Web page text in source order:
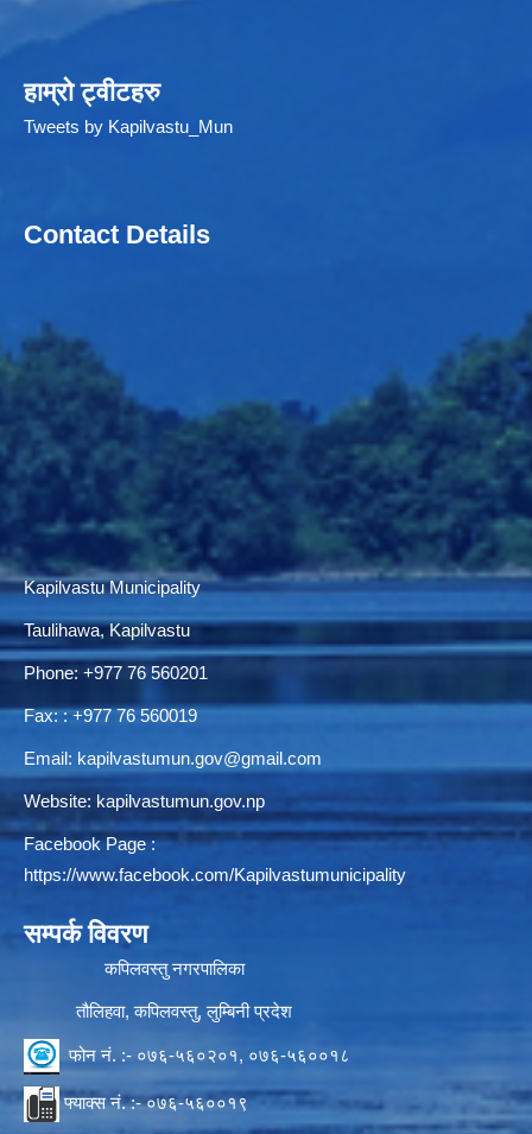
हाम्रो ट्वीटहरु
Tweets by Kapilvastu_Mun
Contact Details
Kapilvastu Municipality
Taulihawa, Kapilvastu
Phone: +977 76 560201
Fax: : +977 76 560019
Email: kapilvastumun.gov@gmail.com
Website: kapilvastumun.gov.np
Facebook Page :
https://www.facebook.com/Kapilvastumunicipality
सम्पर्क विवरण
कपिलवस्तु नगरपालिका
तौलिहवा, कपिलवस्तु, लुम्बिनी प्रदेश
फोन नं. :- ०७६-५६०२०१, ०७६-५६००१८
फ्याक्स नं. :- ०७६-५६००१९